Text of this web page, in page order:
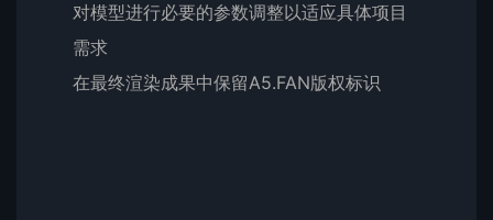
对模型进行必要的参数调整以适应具体项目
需求
在最终渲染成果中保留A5.FAN版权标识